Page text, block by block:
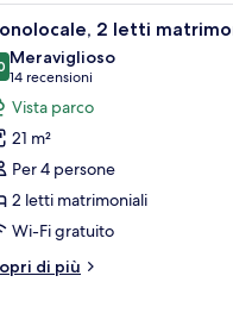
una scrivania con televisore,
11 2 letti
su 10
Meraviglioso
14 recensioni
(14
recensioni)
Vista parco
21 m²
Per 4 persone
2 letti matrimoniali
Wi-Fi gratuito
di più